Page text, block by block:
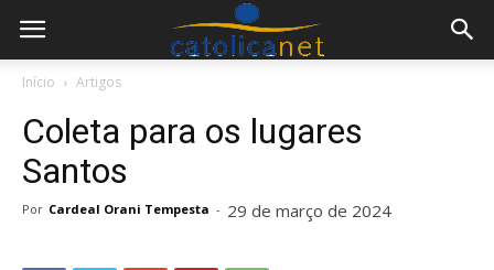
Início Artigos
Coleta para os lugares
Santos
Por Cardeal Orani Tempesta - 29 de março de 2024